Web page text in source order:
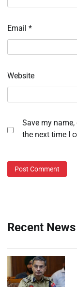
Email *
Website
Save my
the next time I
Recent News